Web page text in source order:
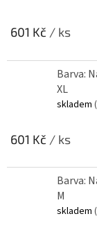
601 Kč / ks
Barva:
XL
skladem
601 Kč / ks
Barva:
M
skladem